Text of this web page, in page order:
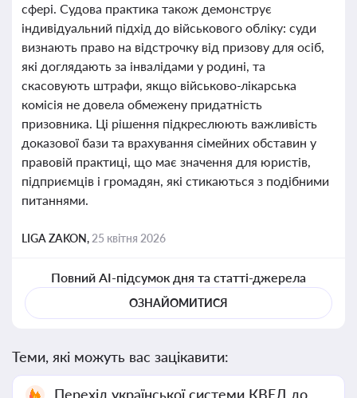
сфері. Судова практика також демонструє
індивідуальний підхід до військового обліку: суди
визнають право на відстрочку від призову для осіб,
які доглядають за інвалідами у родині, та
скасовують штрафи, якщо військово-лікарська
комісія не довела обмежену придатність
призовника. Ці рішення підкреслюють важливість
доказової бази та врахування сімейних обставин у
правовій практиці, що має значення для юристів,
підприємців і громадян, які стикаються з подібними
питаннями.
LIGA ZAKON, 25 квітня 2026
Повний AI-підсумок дня та статті-джерела
ОЗНАЙОМИТИСЯ
Теми, які можуть вас зацікавити:
Перехід української системи КВЕД до